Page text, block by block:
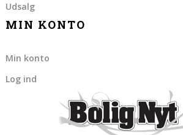
Udsalg
MIN KONTO
Min konto
Log ind